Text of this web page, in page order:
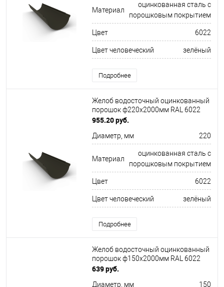
Материал
оцинкованная сталь с
порошковым покрытием
Цвет 6022
Цвет человеческий зелёный
Подробнее
Желоб водосточный оцинкованный
порошок ф220х2000мм RAL 6022
955.20 руб.
Диаметр, мм 220
Материал
оцинкованная сталь с
порошковым покрытием
Цвет 6022
Цвет человеческий зелёный
Подробнее
Желоб водосточный оцинкованный
порошок ф150х2000мм RAL 6022
639 руб.
Диаметр, мм 150